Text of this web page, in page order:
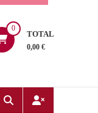
0
TOTAL
0,00 €